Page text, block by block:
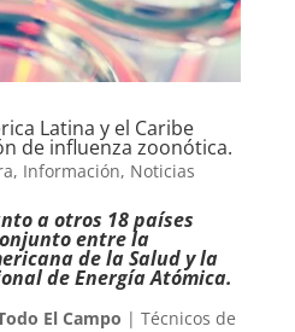
Latina y el Caribe
de influenza zoonótica.
, Información, Noticias
a otros 18 países
entre la
de la Salud y la
de Energía Atómica.
El Campo | Técnicos de